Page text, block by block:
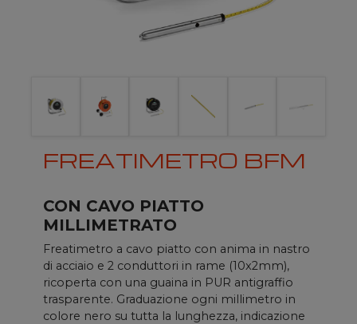
FREATIMETRO BFM
CON CAVO PIATTO
MILLIMETRATO
Freatimetro a cavo piatto con anima in nastro
di acciaio e 2 conduttori in rame (10x2mm),
ricoperta con una guaina in PUR antigraffio
trasparente. Graduazione ogni millimetro in
colore nero su tutta la lunghezza, indicazione